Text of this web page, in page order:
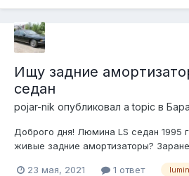
Ищу задние
седан
pojar-nik опубликовал a topic в
Доброго дня! Люмина LS седан 1995
живые задние амортизаторы?
23 мая, 2021 1 ответ